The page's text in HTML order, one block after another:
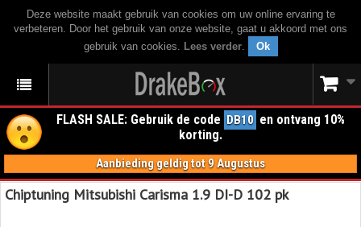
Deze website maakt gebruik van cookies om uw online ervaring te
verbeteren. Door het gebruik van onze website, gaat u akkoord met ons
gebruik van cookies. Lees verder. Ok
FLASH SALE: Gebruik de code DB10 en ontvang 10%
korting.
Aanbieding geldig tot 9 Augustus
Chiptuning Mitsubishi Carisma 1.9 DI-D 102 pk